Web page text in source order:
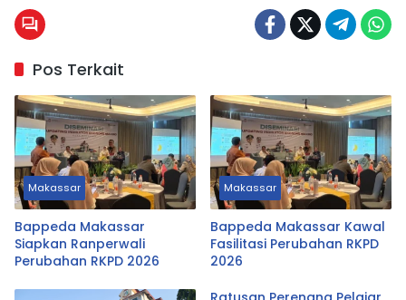
Pos Terkait
Makassar
Bappeda Makassar
Siapkan Ranperwali
Perubahan RKPD 2026
Makassar
Bappeda Makassar Kawal
Fasilitasi Perubahan RKPD
2026